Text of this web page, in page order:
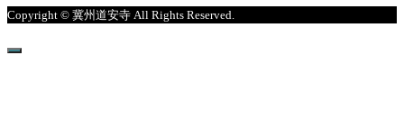
Copyright © 冀州道安寺 All Rights Reserved.